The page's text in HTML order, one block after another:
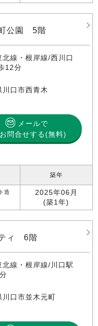
公園 5階
北線・根岸線/西川口
12分
川口市西青木
メールで
お問合せする(無料)
造
築年
2025年06月
(築1年)
ティ 6階
北線・根岸線/川口駅
川口市並木元町